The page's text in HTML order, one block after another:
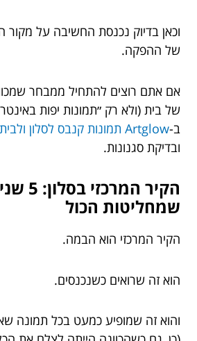
וכאן בדיוק נכנסת החשיבה על מקור
של ההפקה.
אם אתם רוצים להתחיל ממבחר
של בית (ולא רק ״תמונות יפות
ב-Artglow תמונות קנבס לסלון ולבית
ובדיקת סגנונות.
הקיר המרכזי
שמחליטות הכול
הקיר המרכזי הוא הבמה.
הוא זה שרואים כשנכנסים.
והוא זה שמופיע כמעט בכל תמונה